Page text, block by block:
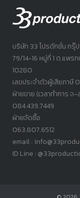
บริษัท 33 โปรดักชั่น กรุ๊
79/14-16 หมู่ที่ 1 ต.แพร
10280
เลขประจำตัวผู้เสียภาษี
ฝ่ายขาย (เวลาทำการ จ
084.439.7449
ฝ่ายจัดซื้อ
063.807.6512
email :
ID Line :